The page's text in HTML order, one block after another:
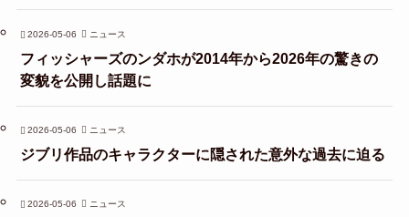
2026-05-06 ニュース
フィッシャーズのンダホが2014年から2026年の驚きの
変貌を公開し話題に
2026-05-06 ニュース
ジブリ作品のキャラクターに隠された意外な過去に迫る
2026-05-06 ニュース